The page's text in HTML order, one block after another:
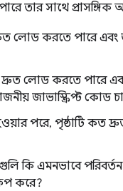
তার সাথে
লোড করতে পারে এবং
লোড করতে পারে
জাভাস্ক্রিপ্ট কোড
পরে, পৃষ্ঠাটি কত
কি এমনভাবে
করে?